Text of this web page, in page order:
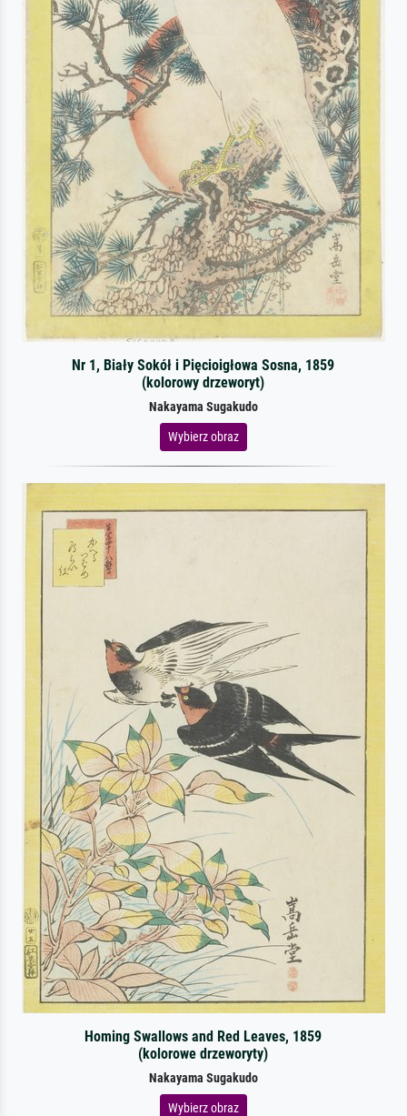
Nr 1, Biały Sokół i Pięcioigłowa Sosna, 1859
(kolorowy drzeworyt)
Nakayama Sugakudo
Wybierz obraz
Homing Swallows and Red Leaves, 1859
(kolorowe drzeworyty)
Nakayama Sugakudo
Wybierz obraz